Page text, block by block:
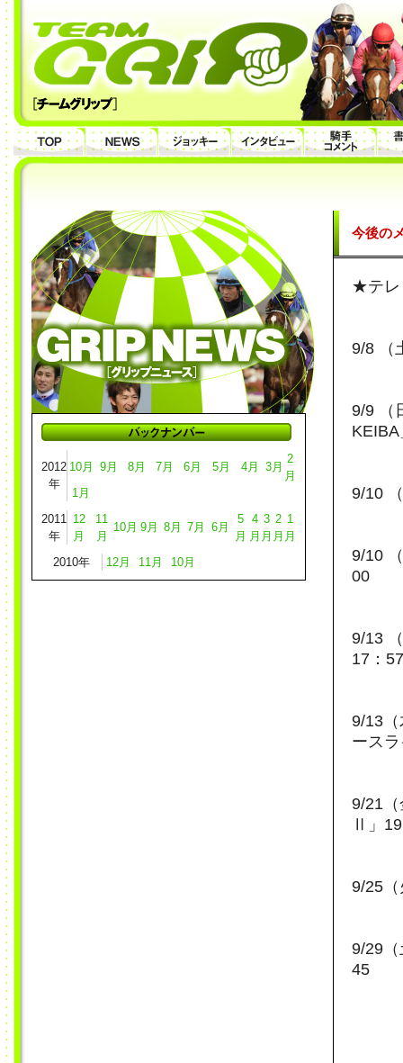
2012
年
10月 9月 8月 7月 6月 5月 4月 3月
2
月
1月
2011
年
12
月
11
月
10月 9月 8月 7月 6月
5
月
4
月
3
月
2
月
1
月
2010年
12月 11月 10月
今後の
★テレ
9/8 （
9/9 （
9/10
9/10
00
9/13
17：
9/13
ース
9/21
Ⅱ」
9/25
9/29
45